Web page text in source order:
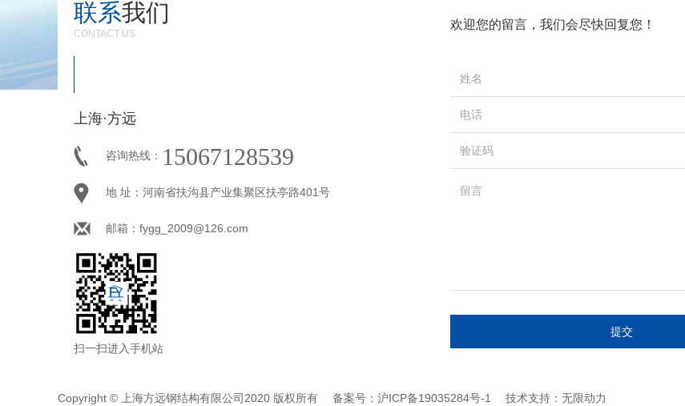
联系我们
CONTACT US
上海·方远
咨询热线： 15067128539
地 址：河南省扶沟县产业集聚区扶亭路401号
邮箱：fygg_2009@126.com
扫一扫进入手机站
欢迎您的留言，我们会尽快回复您！
提交
Copyright © 上海方远钢结构有限公司2020 版权所有 备案号： 沪ICP备19035284号-1 技术支持： 无限动力